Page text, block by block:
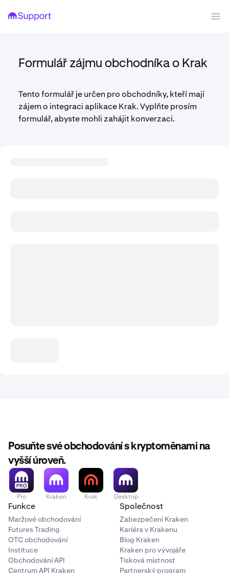
Formulář zájmu obchodníka o Krak
Tento formulář je určen pro obchodníky, kteří mají
zájem o integraci aplikace Krak. Vyplňte prosím
formulář, abyste mohli zahájit konverzaci.
Posuňte své obchodování s kryptoměnami na
vyšší úroveň.
Pro Kraken Krak Desktop
Funkce
Maržové obchodování
Futures Trading
OTC obchodování
Instituce
Obchodování API
Centrum API Kraken
Společnost
Zabezpečení Kraken
Kariéra v Krakenu
Blog Kraken
Kraken pro vývojáře
Tisková místnost
Partnerský program